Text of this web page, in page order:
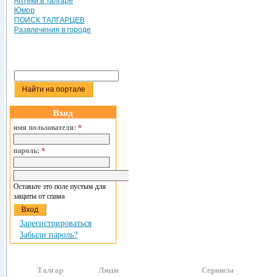
Юмор
ПОИСК ТАЛГАРЦЕВ
Развлечения в городе
Вход
имя пользователя: *
пароль: *
Оставьте это поле пустым для
защиты от спама
Зарегистрироваться
Забыли пароль?
Талгар Люди Сервисы